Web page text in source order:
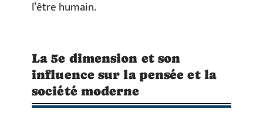
l’être humain.
La 5e dimension et son
influence sur la pensée et la
société moderne